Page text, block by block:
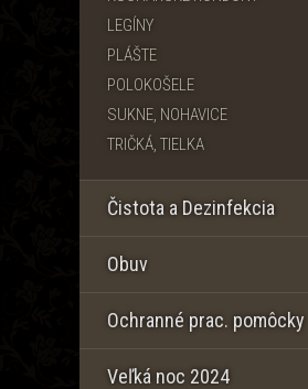
LEGÍNY
PLÁŠTE
POLOKOŠELE
SUKNE, NOHAVICE
TRIČKÁ, TIELKA
Čistota a Dezinfekcia
Obuv
Ochranné prac. pomôcky
Veľká noc 2024